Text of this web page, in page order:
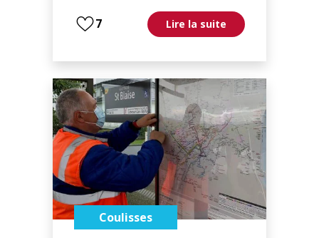
7 Lire la suite
Coulisses